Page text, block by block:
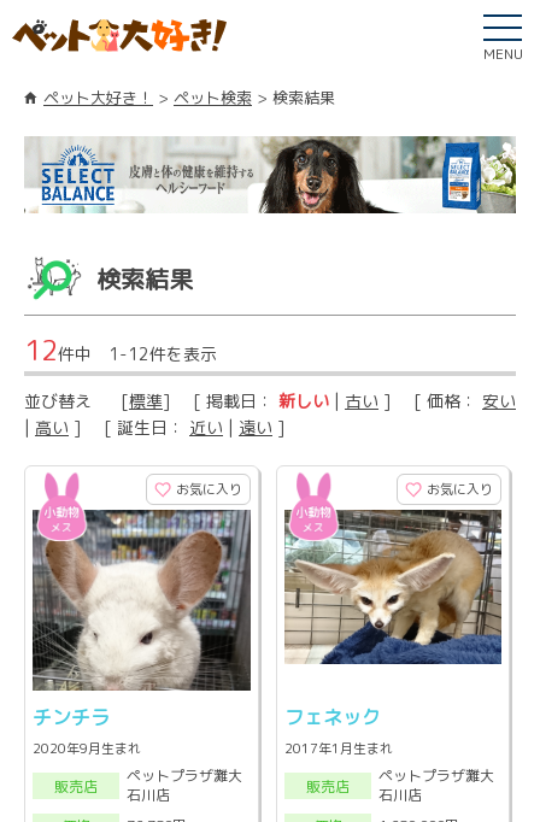
MENU
ペット大好き！ ペット検索 検索結果
検索結果
12件中 1-12件を表示
並び替え [標準] [ 掲載日： 新しい | 古い ] [ 価格： 安い
| 高い ] [ 誕生日： 近い | 遠い ]
お気に入り
チンチラ
2020年9月生まれ
販売店
ペットプラザ灘大
石川店
お気に入り
フェネック
2017年1月生まれ
販売店
ペットプラザ灘大
石川店